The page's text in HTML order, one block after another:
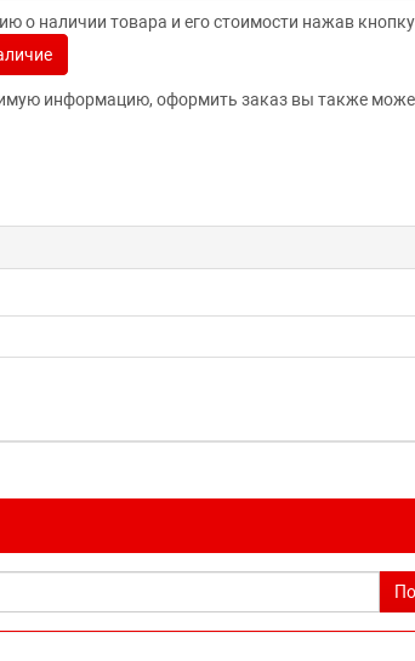
о наличии товара и его стоимости нажав
информацию, оформить заказ вы также